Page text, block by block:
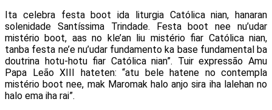
Ita celebra festa boot ida liturgia Católica nian, hanaran
solenidade Santíssima Trindade. Festa boot nee nu’udar
mistério boot, aas no kle’an liu mistério fiar Católica nian,
tanba festa ne’e nu’udar fundamento ka base fundamental ba
doutrina hotu-hotu fiar Católica nian”. Tuir expressão Amu
Papa Leão XIII hateten: “atu bele hatene no contempla
mistério boot nee, mak Maromak halo anjo sira iha lalehan no
halo ema iha rai”.